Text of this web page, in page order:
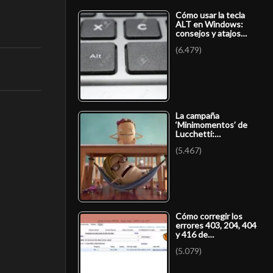
Cómo usar la tecla
ALT en Windows:
consejos y atajos…
(6.479)
La campaña
‘Minimomentos’ de
Lucchetti:…
(5.467)
Cómo corregir los
errores 403, 204, 404
y 416 de…
(5.079)